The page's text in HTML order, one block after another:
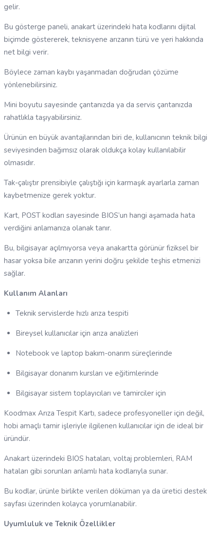
gelir.
Bu gösterge paneli, anakart üzerindeki hata kodlarını dijital
biçimde göstererek, teknisyene arızanın türü ve yeri hakkında
net bilgi verir.
Böylece zaman kaybı yaşanmadan doğrudan çözüme
yönlenebilirsiniz.
Mini boyutu sayesinde çantanızda ya da servis çantanızda
rahatlıkla taşıyabilirsiniz.
Ürünün en büyük avantajlarından biri de, kullanıcının teknik bilgi
seviyesinden bağımsız olarak oldukça kolay kullanılabilir
olmasıdır.
Tak-çalıştır prensibiyle çalıştığı için karmaşık ayarlarla zaman
kaybetmenize gerek yoktur.
Kart, POST kodları sayesinde BIOS’un hangi aşamada hata
verdiğini anlamanıza olanak tanır.
Bu, bilgisayar açılmıyorsa veya anakartta görünür fiziksel bir
hasar yoksa bile arızanın yerini doğru şekilde teşhis etmenizi
sağlar.
Kullanım Alanları
Teknik servislerde hızlı arıza tespiti
Bireysel kullanıcılar için arıza analizleri
Notebook ve laptop bakım-onarım süreçlerinde
Bilgisayar donanım kursları ve eğitimlerinde
Bilgisayar sistem toplayıcıları ve tamirciler için
Koodmax Arıza Tespit Kartı, sadece profesyoneller için değil,
hobi amaçlı tamir işleriyle ilgilenen kullanıcılar için de ideal bir
üründür.
Anakart üzerindeki BIOS hataları, voltaj problemleri, RAM
hataları gibi sorunları anlamlı hata kodlarıyla sunar.
Bu kodlar, ürünle birlikte verilen döküman ya da üretici destek
sayfası üzerinden kolayca yorumlanabilir.
Uyumluluk ve Teknik Özellikler